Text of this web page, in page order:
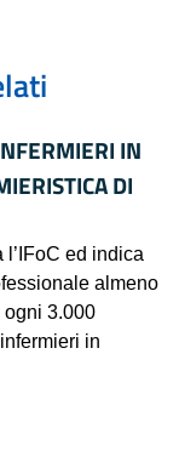
IN
DI
ed indica
almeno
ogni 3.000
in